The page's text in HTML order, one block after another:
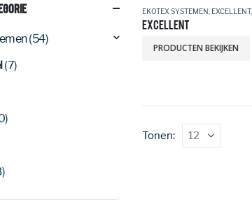
EKOTEX SYSTEMEN EXCELLENT,
EXCELLENT
PRODUCTEN BEKIJKEN
Tonen:
(54)
(7)